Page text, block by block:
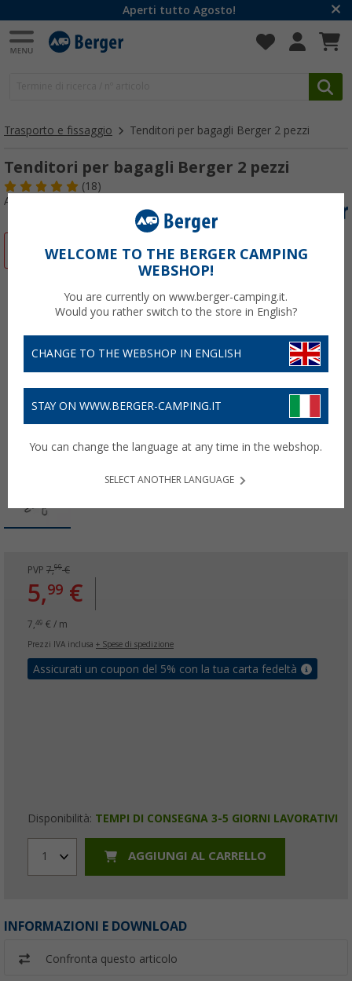
Aperti tutto Agosto!
Trasporto e fissaggio Tenditori per bagagli Berger 2 pezzi
Tenditori per bagagli Berger 2 pezzi
(18)
Articolo n: 461270
-25%
PVP 7,99€
5,99 €
7,49 € / m
Prezzi IVA inclusa + Spese di spedizione
Assicurati un coupon del 5% con la tua carta fedeltà
Disponibilità: TEMPI DI CONSEGNA 3-5 GIORNI LAVORATIVI
1 AGGIUNGI AL CARRELLO
INFORMAZIONI E DOWNLOAD
Confronta questo articolo
WELCOME TO THE BERGER CAMPING
WEBSHOP!
You are currently on www.berger-camping.it.
Would you rather switch to the store in English?
CHANGE TO THE WEBSHOP IN ENGLISH
STAY ON WWW.BERGER-CAMPING.IT
You can change the language at any time in the webshop.
SELECT ANOTHER LANGUAGE